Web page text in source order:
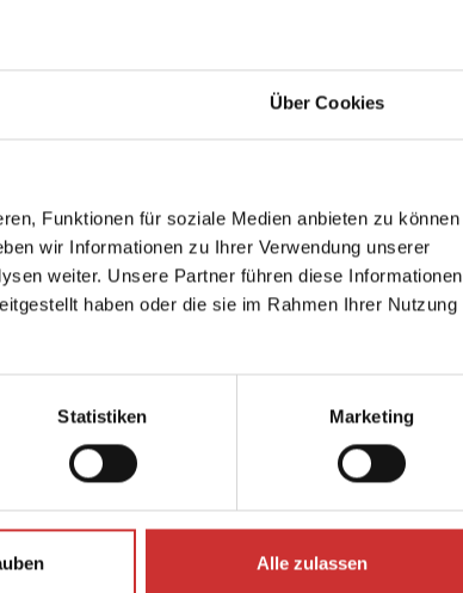
Über Cookies
Funktionen für soziale Medien anbieten zu können
wir Informationen zu Ihrer Verwendung unserer
weiter. Unsere Partner führen diese Informationen
haben oder die sie im Rahmen Ihrer Nutzung
Statistiken Marketing
Alle zulassen